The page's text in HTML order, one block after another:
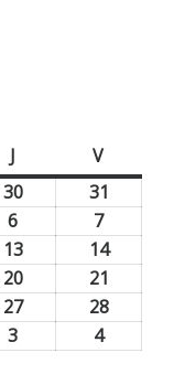
J Vviernes
3030
2026
31
2026
6
agosto,
2026
77
agosto,
2026
1313
agosto,
2026
1414
2026
2020
agosto,
21
agosto,
2727
2828
3 44